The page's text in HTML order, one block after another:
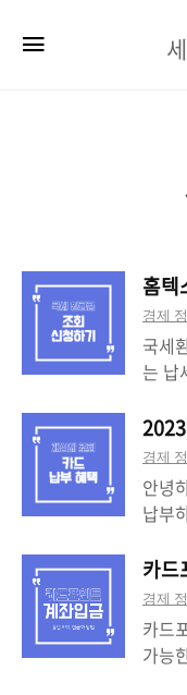
홈텍
경제
국세
는 납
하였
세 환
할 수
크게
이라
기간
국고
금 등
할 수
찾기
경제
안녕
납부
혜택
대한
겠습
라도
죠?
카드
경제
카드
가능